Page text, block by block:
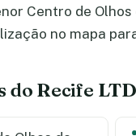
Centro de
no mapa
do Recife